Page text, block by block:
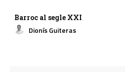
Barroc al segle XXI
Dionís Guiteras